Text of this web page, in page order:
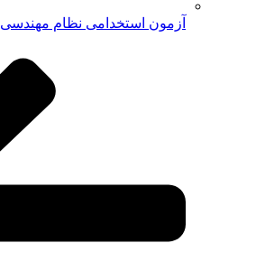
آزمون استخدامی نظام مهندسی